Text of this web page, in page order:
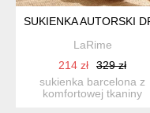
SUKIENKA AUTORSKI
LaRime
214 zł
329 zł
sukienka barcelona z
komfortowej tkaniny